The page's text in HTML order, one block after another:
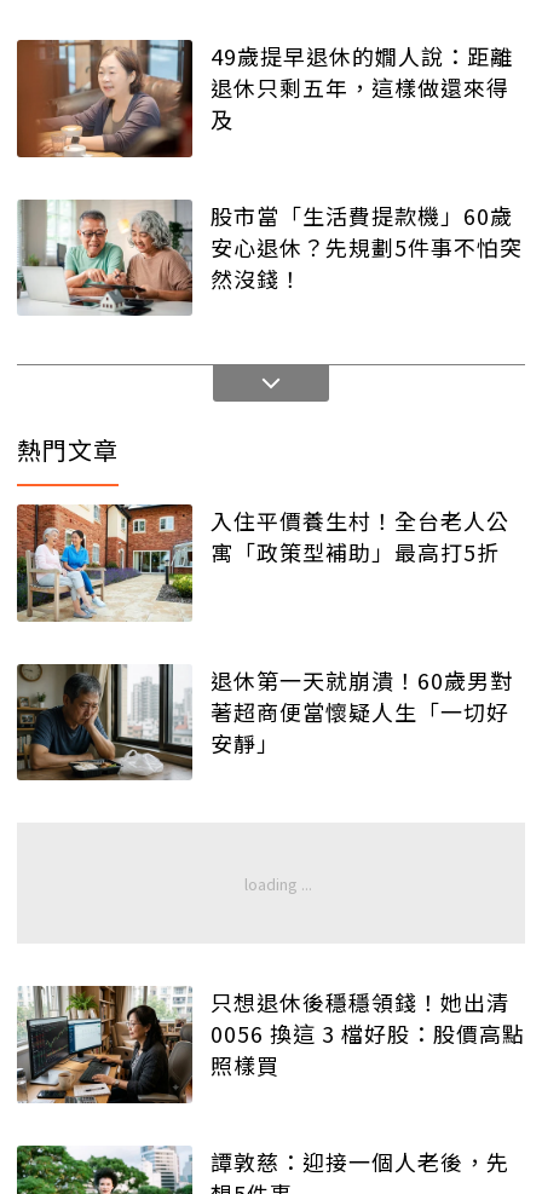
49歲提早退休的嫺人說：距離
退休只剩五年，這樣做還來得
及
股市當「生活費提款機」60歲
安心退休？先規劃5件事不怕突
然沒錢！
熱門文章
入住平價養生村！全台老人公
寓「政策型補助」最高打5折
退休第一天就崩潰！60歲男對
著超商便當懷疑人生「一切好
安靜」
只想退休後穩穩領錢！她出清
0056 換這 3 檔好股：股價高點
照樣買
譚敦慈：迎接一個人老後，先